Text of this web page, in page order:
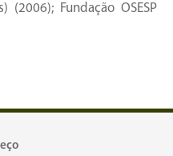
(2006); Fundação OSESP